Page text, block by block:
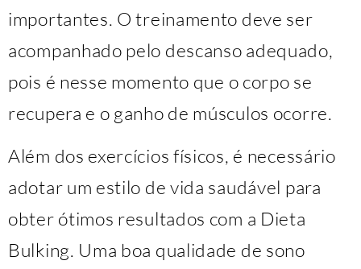
importantes. O treinamento deve ser
acompanhado pelo descanso adequado,
pois é nesse momento que o corpo se
recupera e o ganho de músculos ocorre.
Além dos exercícios físicos, é necessário
adotar um estilo de vida saudável para
obter ótimos resultados com a Dieta
Bulking. Uma boa qualidade de sono